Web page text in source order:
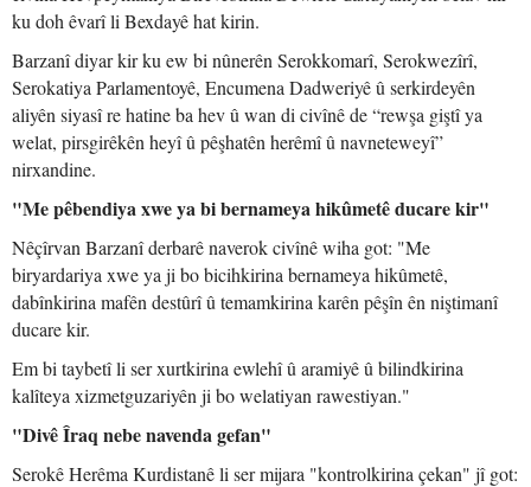
ku doh êvarî li Bexdayê hat kirin.
Barzanî diyar kir ku ew bi nûnerên Serokkomarî, Serokwezîrî,
Serokatiya Parlamentoyê, Encumena Dadweriyê û serkirdeyên
aliyên siyasî re hatine ba hev û wan di civînê de “rewşa giştî ya
welat, pirsgirêkên heyî û pêşhatên herêmî û navneteweyî”
nirxandine.
"Me pêbendiya xwe ya bi bernameya hikûmetê ducare kir"
Nêçîrvan Barzanî derbarê naverok civînê wiha got: "Me
biryardariya xwe ya ji bo bicihkirina bernameya hikûmetê,
dabînkirina mafên destûrî û temamkirina karên pêşîn ên niştimanî
ducare kir.
Em bi taybetî li ser xurtkirina ewlehî û aramiyê û bilindkirina
kalîteya xizmetguzariyên ji bo welatiyan rawestiyan."
"Divê Îraq nebe navenda gefan"
Serokê Herêma Kurdistanê li ser mijara "kontrolkirina çekan" jî got: